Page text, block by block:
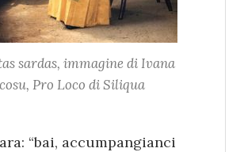
sardas, immagine di Ivana
Pro Loco di Siliqua
“bai, accumpangianci